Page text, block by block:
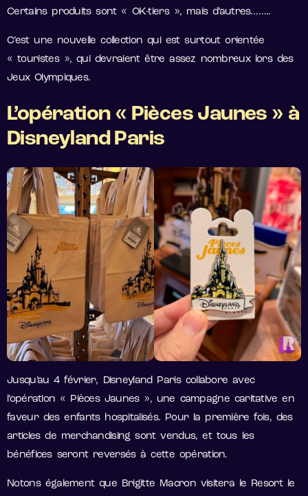
Certains produits sont « OK-tiers », mais d’autres……..
C’est une nouvelle collection qui est surtout orientée
« touristes », qui devraient être assez nombreux lors des
Jeux Olympiques.
L’opération « Pièces Jaunes » à
Disneyland Paris
Jusqu’au 4 février, Disneyland Paris collabore avec
l’opération « Pièces Jaunes », une campagne caritative en
faveur des enfants hospitalisés. Pour la première fois, des
articles de merchandising sont vendus, et tous les
bénéfices seront reversés à cette opération.
Notons également que Brigitte Macron visitera le Resort le